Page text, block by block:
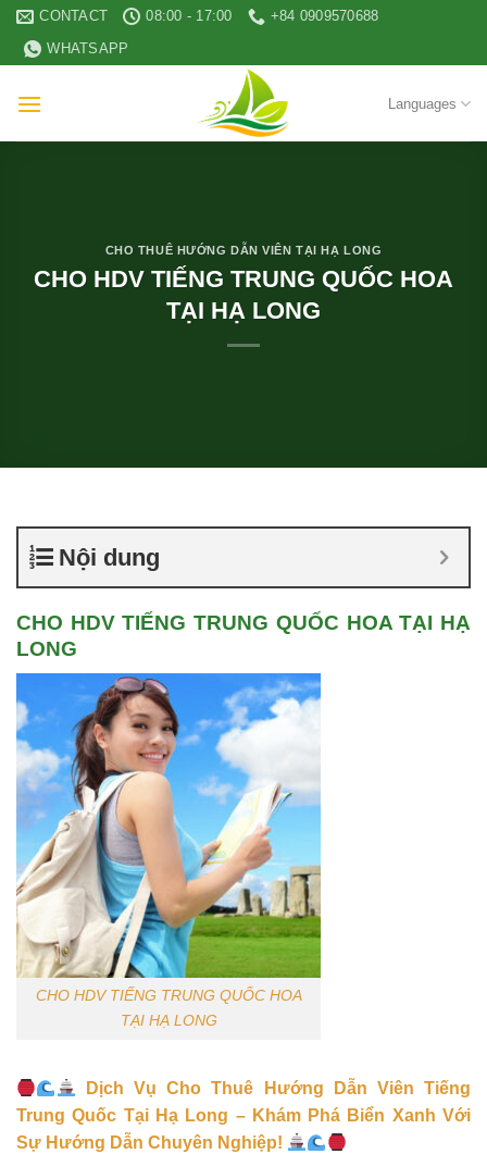
Skip
content
CONTACT 08:00 - 17:00
+84 0909570688
WHATSAPP
Languages
CHO THUÊ HƯỚNG DẪN VIÊN TẠI HẠ LONG
CHO HDV TIẾNG TRUNG QUỐC HOA
TẠI HẠ LONG
Nội dung
CHO HDV TIẾNG TRUNG QUỐC HOA TẠI HẠ
LONG
CHO HDV TIẾNG TRUNG QUỐC HOA
TẠI HẠ LONG
Dịch Vụ Cho Thuê Hướng Dẫn Viên Tiếng
Trung Quốc Tại Hạ Long – Khám Phá Biển Xanh Với
Sự Hướng Dẫn Chuyên Nghiệp!